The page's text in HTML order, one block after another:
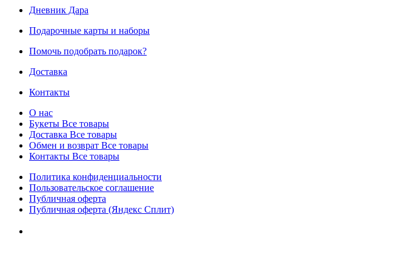
Дневник Дара
Подарочные карты и наборы
Помочь подобрать подарок?
Доставка
Контакты
О нас
Букеты Все товары
Доставка Все товары
Обмен и возврат Все товары
Контакты Все товары
Политика конфиденциальности
Пользовательское соглашение
Публичная оферта
Публичная оферта (Яндекс Сплит)